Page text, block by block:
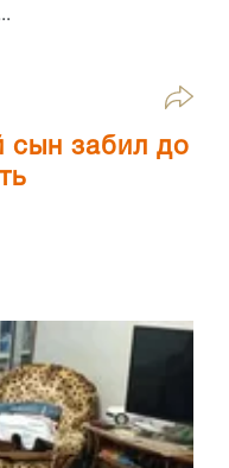
сын забил до